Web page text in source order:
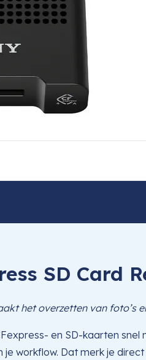
SD Card
het overzetten van
en SD-kaarten
workflow. Dat merk je